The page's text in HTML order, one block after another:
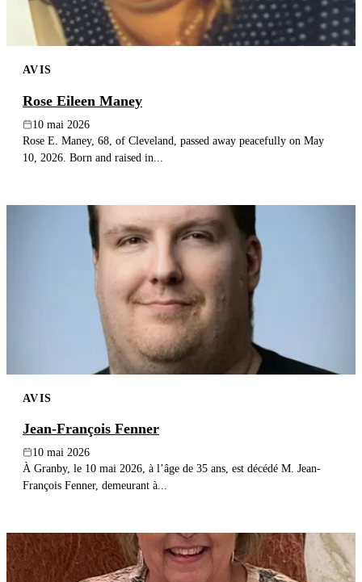
AVIS
Rose Eileen Maney
10 mai 2026
Rose E. Maney, 68, of Cleveland, passed away peacefully on May
10, 2026. Born and raised in...
AVIS
Jean-François Fenner
10 mai 2026
À Granby, le 10 mai 2026, à l’âge de 35 ans, est décédé M. Jean-
François Fenner, demeurant à...